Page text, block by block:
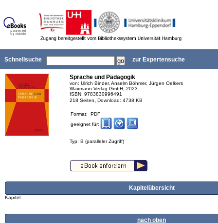
Schnellsuche zur Expertensuche
Sprache und Pädagogik
von: Ulrich Binder, Anselm Böhmer, Jürgen Oelkers
Waxmann Verlag GmbH, 2023
ISBN: 9783830996491
218 Seiten, Download: 4738 KB
Format: PDF
geeignet für:
Typ: B (paralleler Zugriff)
Kapitelübersicht
Kapitel
nach oben